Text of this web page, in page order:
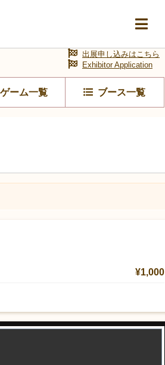
ゲーム一覧 ブース一覧
出展申し込みはこちら
Exhibitor Application
¥1,000